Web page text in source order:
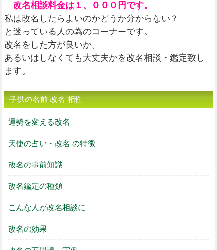
改名相談料金は１、０００円です。
私は改名したらよいのかどうか分からない？
と迷っている人の為のコーナーです。
改名をした方が良いか。
あるいはしなくても大丈夫かを改名相談・鑑定致し
ます。
子供の名前 改名 相性
運勢を変える改名
天使の占い・改名 の特徴
改名の事前知識
改名鑑定の種類
こんな人が改名相談に
改名の効果